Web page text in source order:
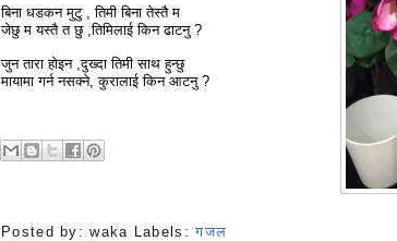
बिना धडकन मुटु , तिमी बिना तेस्तै म
जेछु म यस्तै त छु ,तिमिलाई किन ढाटनु ?
जुन तारा होइन ,दुख्दा तिमी साथ हुन्छु
मायामा गर्न नसक्ने, कुरालाई किन आटनु ?
Posted by:waka Labels:गजल